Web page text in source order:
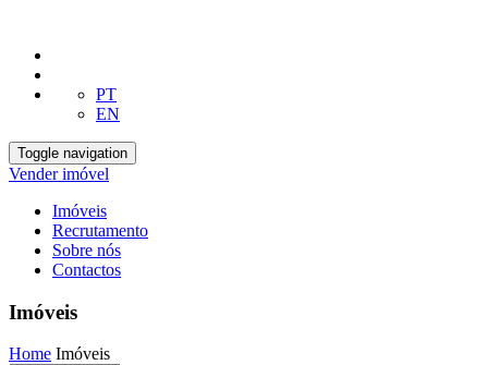
PT
EN
Toggle navigation
Vender imóvel
Imóveis
Recrutamento
Sobre nós
Contactos
Imóveis
Home Imóveis